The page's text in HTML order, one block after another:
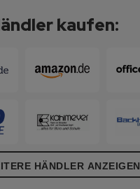
kaufen:
HÄNDLER ANZEIGEN